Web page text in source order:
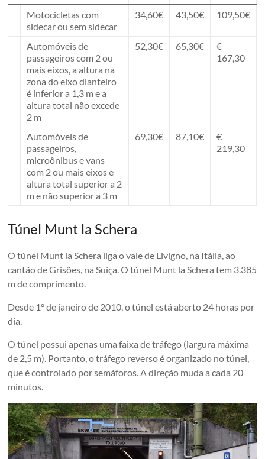
Motocicletas com
sidecar ou sem sidecar
34,60€ 43,50€ 109,50€
Automóveis de
passageiros com 2 ou
mais eixos, a altura na
zona do eixo dianteiro
é inferior a 1,3 m e a
altura total não excede
2 m
52,30€ 65,30€
€
167,30
Automóveis de
passageiros,
microônibus e vans
com 2 ou mais eixos e
altura total superior a 2
m e não superior a 3 m
69,30€ 87,10€
€
219,30
Túnel Munt la Schera
O túnel Munt la Schera liga o vale de Livigno, na Itália, ao
cantão de Grisões, na Suíça. O túnel Munt la Schera tem 3.385
m de comprimento.
Desde 1º de janeiro de 2010, o túnel está aberto 24 horas por
dia.
O túnel possui apenas uma faixa de tráfego (largura máxima
de 2,5 m). Portanto, o tráfego reverso é organizado no túnel,
que é controlado por semáforos. A direção muda a cada 20
minutos.